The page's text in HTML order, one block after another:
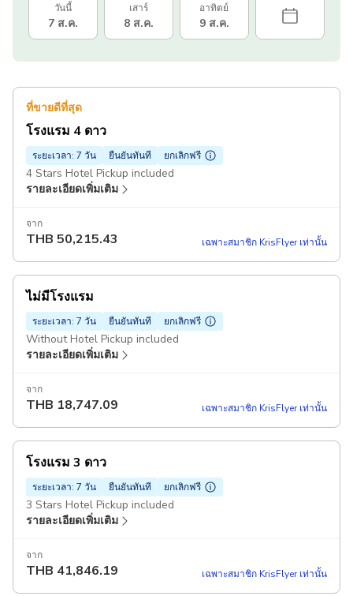
วันนี้
7 ส.ค.
เสาร์
8 ส.ค.
อาทิตย์
9 ส.ค.
ที่ขายดีที่สุด
โรงแรม 4 ดาว
ระยะเวลา: 7 วัน ยืนยันทันที ยกเลิกฟรี
4 Stars Hotel Pickup included
รายละเอียดเพิ่มเติม
จาก
THB 50,215.43 เฉพาะสมาชิก KrisFlyer เท่านั้น
ไม่มีโรงแรม
ระยะเวลา: 7 วัน ยืนยันทันที ยกเลิกฟรี
Without Hotel Pickup included
รายละเอียดเพิ่มเติม
จาก
THB 18,747.09 เฉพาะสมาชิก KrisFlyer เท่านั้น
โรงแรม 3 ดาว
ระยะเวลา: 7 วัน ยืนยันทันที ยกเลิกฟรี
3 Stars Hotel Pickup included
รายละเอียดเพิ่มเติม
จาก
THB 41,846.19 เฉพาะสมาชิก KrisFlyer เท่านั้น